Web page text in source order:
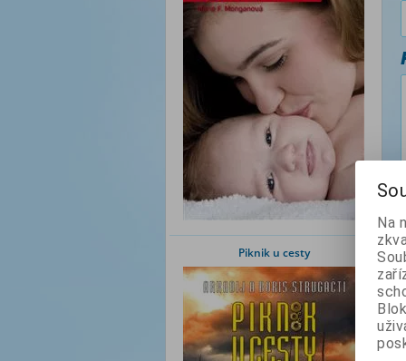
Piknik u cesty
Na